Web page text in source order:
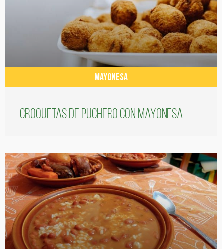
MAYONESA
Croquetas de puchero con Mayonesa